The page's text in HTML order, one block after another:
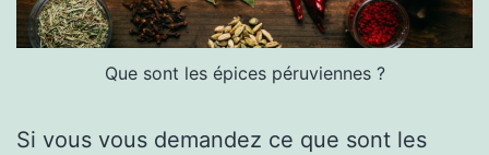
Que sont les épices péruviennes ?
Si vous vous demandez ce que sont les